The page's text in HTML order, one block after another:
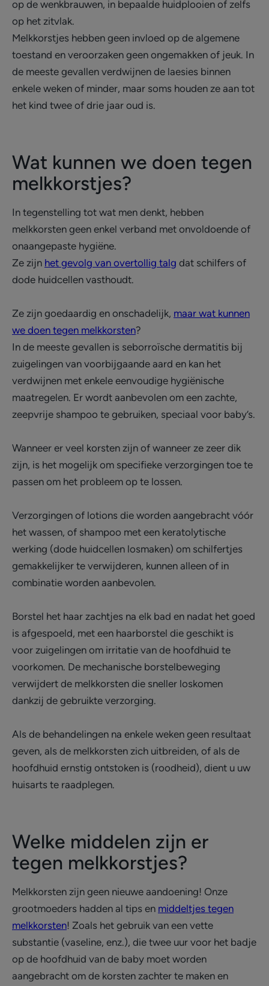
op de wenkbrauwen, in bepaalde huidplooien of zelfs
op het zitvlak.
Melkkorstjes hebben geen invloed op de algemene
toestand en veroorzaken geen ongemakken of jeuk. In
de meeste gevallen verdwijnen de laesies binnen
enkele weken of minder, maar soms houden ze aan tot
het kind twee of drie jaar oud is.
Wat kunnen we doen tegen
melkkorstjes?
In tegenstelling tot wat men denkt, hebben
melkkorsten geen enkel verband met onvoldoende of
onaangepaste hygiëne.
Ze zijn het gevolg van overtollig talg dat schilfers of
dode huidcellen vasthoudt.
Ze zijn goedaardig en onschadelijk, maar wat kunnen
we doen tegen melkkorsten?
In de meeste gevallen is seborroïsche dermatitis bij
zuigelingen van voorbijgaande aard en kan het
verdwijnen met enkele eenvoudige hygiënische
maatregelen. Er wordt aanbevolen om een zachte,
zeepvrije shampoo te gebruiken, speciaal voor baby’s.
Wanneer er veel korsten zijn of wanneer ze zeer dik
zijn, is het mogelijk om specifieke verzorgingen toe te
passen om het probleem op te lossen.
Verzorgingen of lotions die worden aangebracht vóór
het wassen, of shampoo met een keratolytische
werking (dode huidcellen losmaken) om schilfertjes
gemakkelijker te verwijderen, kunnen alleen of in
combinatie worden aanbevolen.
Borstel het haar zachtjes na elk bad en nadat het goed
is afgespoeld, met een haarborstel die geschikt is
voor zuigelingen om irritatie van de hoofdhuid te
voorkomen. De mechanische borstelbeweging
verwijdert de melkkorsten die sneller loskomen
dankzij de gebruikte verzorging.
Als de behandelingen na enkele weken geen resultaat
geven, als de melkkorsten zich uitbreiden, of als de
hoofdhuid ernstig ontstoken is (roodheid), dient u uw
huisarts te raadplegen.
Welke middelen zijn er
tegen melkkorstjes?
Melkkorsten zijn geen nieuwe aandoening! Onze
grootmoeders hadden al tips en middeltjes tegen
melkkorsten! Zoals het gebruik van een vette
substantie (vaseline, enz.), die twee uur voor het badje
op de hoofdhuid van de baby moet worden
aangebracht om de korsten zachter te maken en